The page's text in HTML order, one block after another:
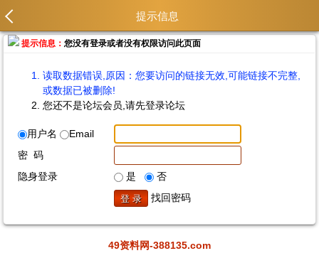
提示信息
提示信息：您没有登录或者没有权限访问此页面
读取数据错误,原因：您要访问的链接无效,可能链接不完整,
或数据已被删除!
您还不是论坛会员,请先登录论坛
用户名
Email
密 码
隐身登录
是
否
找回密码
49资料网-388135.com